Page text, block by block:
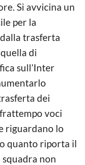
Si avvicina un
per la
trasferta
di
sull’Inter
dei
voci
riguardano lo
quanto riporta il
squadra non